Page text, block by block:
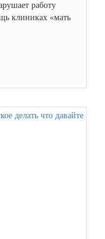
работу
клиниках «мать